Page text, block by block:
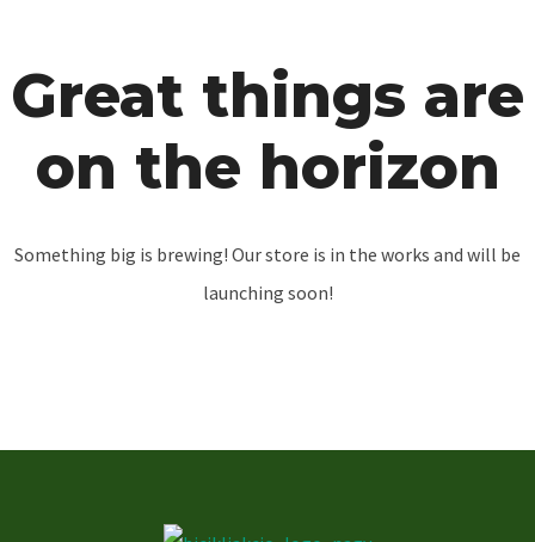
Great things are
on the horizon
Something big is brewing! Our store is in the works and will be
launching soon!